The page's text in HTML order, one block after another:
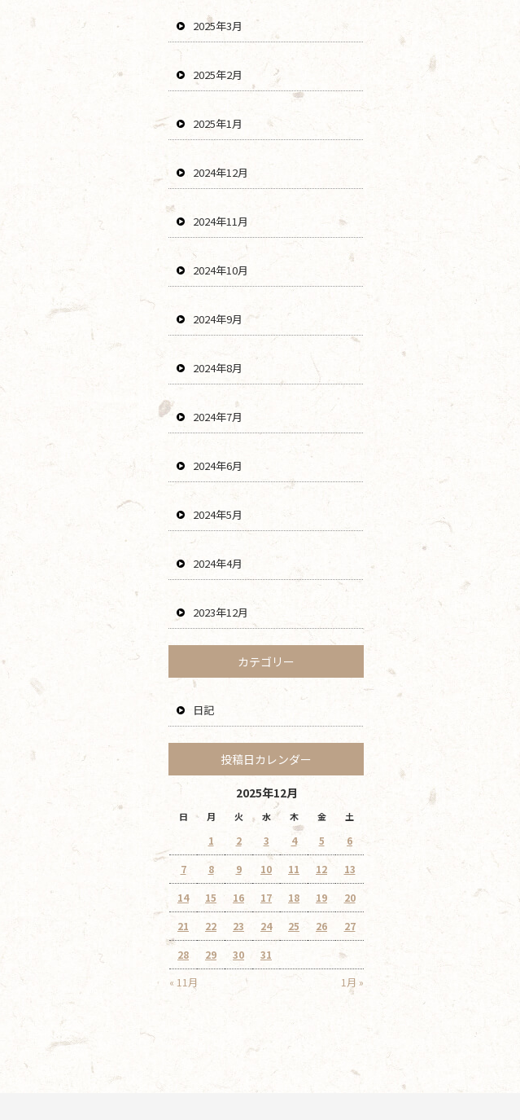
2025年3月
2025年2月
2025年1月
2024年12月
2024年11月
2024年10月
2024年9月
2024年8月
2024年7月
2024年6月
2024年5月
2024年4月
2023年12月
カテゴリー
日記
投稿日カレンダー
2025年12月
日 月 火 水 木 金 土
« 11月 1月 »
1 2 3 4 5 6
7 8 9 10 11 12 13
14 15 16 17 18 19 20
21 22 23 24 25 26 27
28 29 30 31